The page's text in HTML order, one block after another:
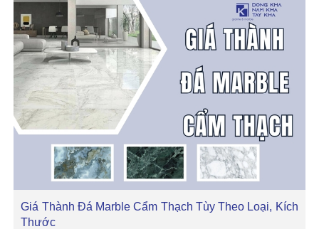
Giá Thành Đá Marble Cẩm Thạch Tùy Theo Loại, Kích
Thước